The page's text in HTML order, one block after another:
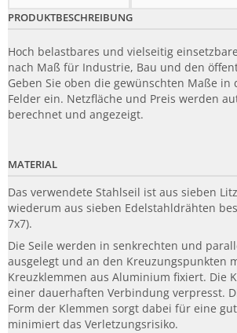
PRODUKTBESCHREIBUNG
Hoch belastbares und vielseitig
nach Maß für Industrie, Bau und den
Geben Sie oben die gewünschten Maße
Felder ein. Netzfläche und Preis werden
berechnet und angezeigt.
MATERIAL
Das verwendete Stahlseil ist aus sieben
wiederum aus sieben Edelstahldrähten
7x7).
Die Seile werden in senkrechten und
ausgelegt und an den Kreuzungspunkten
Kreuzklemmen aus Aluminium fixiert. Die
einer dauerhaften Verbindung verpresst.
Form der Klemmen sorgt dabei für eine
minimiert das Verletzungsrisiko.